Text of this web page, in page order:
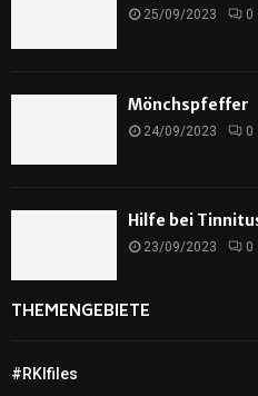
25/09/2023 0
Mönchspfeffer
24/09/2023 0
Hilfe bei
23/09/2023 0
THEMENGEBIETE
#RKIfiles